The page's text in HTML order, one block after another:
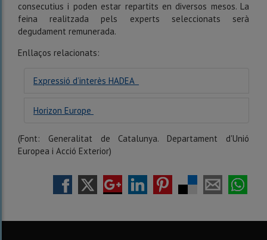
consecutius i poden estar repartits en diversos mesos. La
feina realitzada pels experts seleccionats serà
degudament remunerada.
Enllaços relacionats:
Expressió d’interès HADEA
Horizon Europe
(Font: Generalitat de Catalunya. Departament d'Unió
Europea i Acció Exterior)